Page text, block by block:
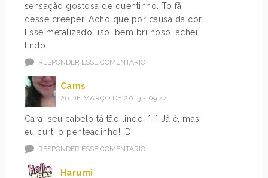
sensação gostosa de quentinho. To fã
desse creeper. Acho que por causa da cor.
Esse metalizado liso, bem brilhoso, achei
lindo.
RESPONDER ESSE COMENTÁRIO
Cams
26 DE MARÇO DE 2013 - 09:44
Cara, seu cabelo tá tão lindo! *-* Já é, mas
eu curti o penteadinho! :D
RESPONDER ESSE COMENTÁRIO
Harumi